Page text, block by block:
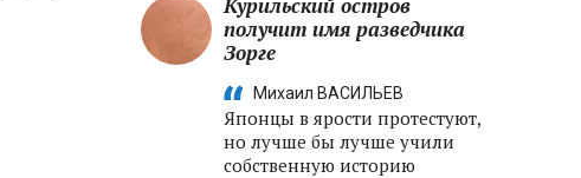
получит имя разведчика
Зорге
Михаил ВАСИЛЬЕВ
Японцы в ярости протестуют,
но лучше бы лучше учили
собственную историю